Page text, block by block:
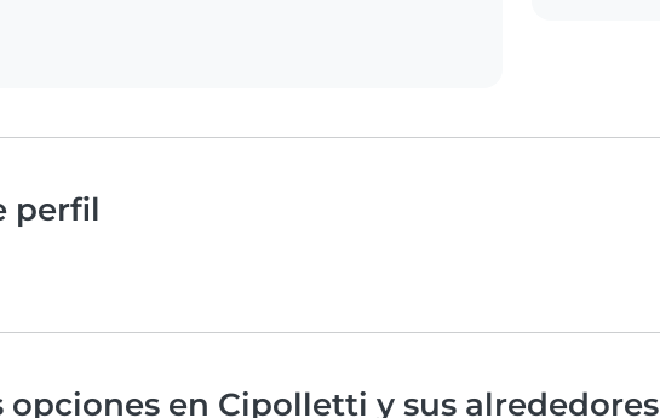
perfil
opciones en Cipolletti y sus alrededores